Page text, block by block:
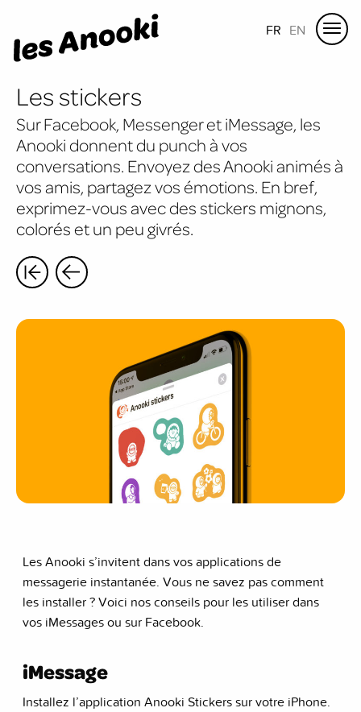
FR EN
Les stickers
Sur Facebook, Messenger et iMessage, les
Anooki donnent du punch à vos
conversations. Envoyez des Anooki animés à
vos amis, partagez vos émotions. En bref,
exprimez-vous avec des stickers mignons,
colorés et un peu givrés.
Les Anooki s’invitent dans vos applications de
messagerie instantanée. Vous ne savez pas comment
les installer ? Voici nos conseils pour les utiliser dans
vos iMessages ou sur Facebook.
iMessage
Installez l’application Anooki Stickers sur votre iPhone.